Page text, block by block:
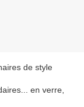
de style
en verre,